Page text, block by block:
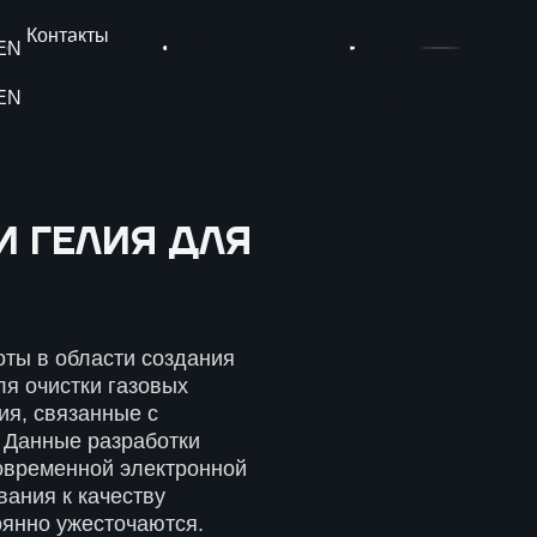
установок
Контакты
Пригласить в тендер Связаться
ГЕЛИЯ ДЛЯ
в области создания
очистки газовых
связанные с
разработки
электронной
к качеству
ужесточаются.